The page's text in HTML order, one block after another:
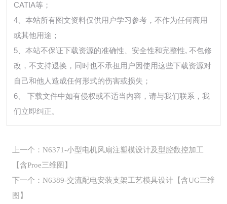
CATIA等；
4、本站所有图文资料仅供用户学习参考，不作为任何商用
或其他用途；
5、本站不保证下载资源的准确性、安全性和完整性, 不包修
改，不支持退换，同时也不承担用户因使用这些下载资源对
自己和他人造成任何形式的伤害或损失；
6、 下载文件中如有侵权或不适当内容，请与我们联系，我
们立即纠正。
上一个：N6371-小型电机风扇注塑模设计及型腔数控加工
【含Proe三维图】
下一个：N6389-交流配电安装支架工艺模具设计【含UG三维
图】